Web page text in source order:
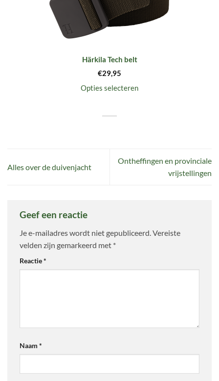
Härkila Tech belt
€29,95
Opties selecteren
Alles over de duivenjacht
Ontheffingen en provinciale
vrijstellingen
Geef een reactie
Je e-mailadres wordt niet gepubliceerd.Vereiste
velden zijn gemarkeerd met *
Reactie*
Naam *